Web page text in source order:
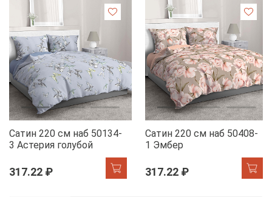
Сатин 220 см наб 50134-
3 Астерия голубой
317.22 ₽
Сатин 220 см наб 50408-
1 Эмбер
317.22 ₽